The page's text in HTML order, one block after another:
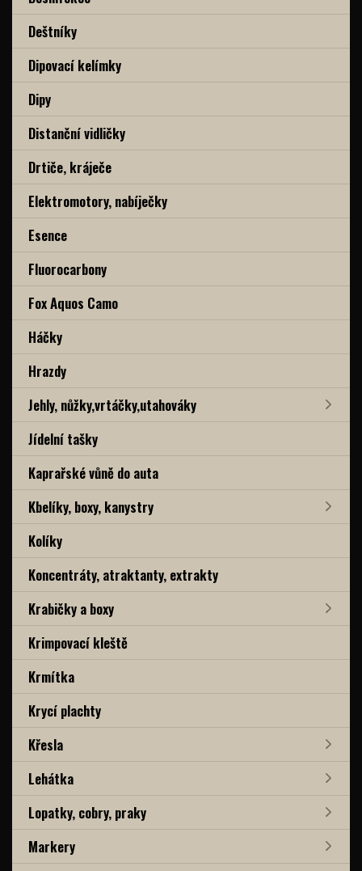
Deštníky
Dipovací kelímky
Dipy
Distanční vidličky
Drtiče, kráječe
Elektromotory, nabíječky
Esence
Fluorocarbony
Fox Aquos Camo
Háčky
Hrazdy
Jehly, nůžky,vrtáčky,utahováky
Jídelní tašky
Kaprařské vůně do auta
Kbelíky, boxy, kanystry
Kolíky
Koncentráty, atraktanty, extrakty
Krabičky a boxy
Krimpovací kleště
Krmítka
Krycí plachty
Křesla
Lehátka
Lopatky, cobry, praky
Markery